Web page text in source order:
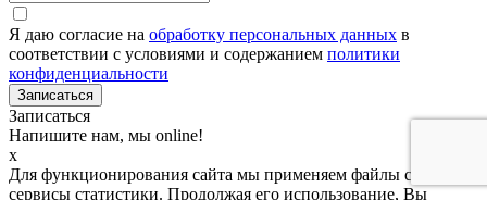
Я даю согласие на обработку персональных данных в
соответствии с условиями и содержанием политики
конфиденциальности
Записаться
Напишите нам, мы online!
x
Для функционирования сайта мы применяем файлы cookies и
сервисы статистики. Продолжая его использование, Вы